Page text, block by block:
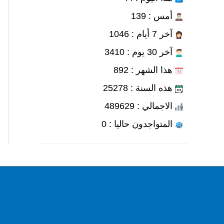
أمس : 139
آخر 7 أيام : 1046
آخر 30 يوم : 3410
هذا الشهر : 892
هذه السنة : 25278
الاجمالي : 489629
المتواجدون حاليا : 0